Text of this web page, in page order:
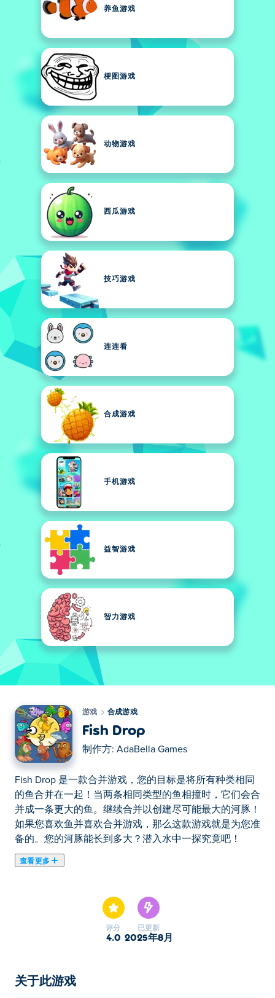
养鱼游戏
梗图游戏
动物游戏
西瓜游戏
技巧游戏
连连看
合成游戏
手机游戏
益智游戏
智力游戏
游戏 合成游戏
Fish Drop
制作方: AdaBella Games
Fish Drop 是一款合并游戏，您的目标是将所有种类相同
的鱼合并在一起！当两条相同类型的鱼相撞时，它们会合
并成一条更大的鱼。继续合并以创建尽可能最大的河豚！
如果您喜欢鱼并喜欢合并游戏，那么这款游戏就是为您准
备的。您的河豚能长到多大？潜入水中一探究竟吧！
查看更多
并成一条更大的鱼。继续合并以创建尽可能最大的河豚！
如果您喜欢鱼并喜欢合并游戏，那么这款游戏就是为您准
备的。您的河豚能长到多大？潜入水中一探究竟吧！
移动鱼：拖动手指移动鱼，或用鼠标拖动。 放下鱼：松
评分
4.0
已更新
2025年8月
关于此游戏